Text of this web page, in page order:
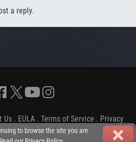
a reply.
Us . EULA . Terms of Service . Privacy
iGP Games Ltd.
to browse the site you are